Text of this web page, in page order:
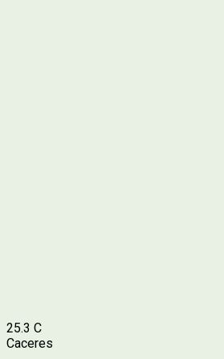
25.3 C
Caceres